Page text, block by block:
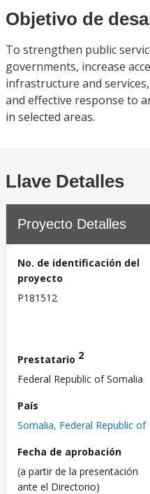
Objetivo de
To strengthen public
governments, increase
infrastructure and
and effective response to
in selected areas.
Llave Detalles
Proyecto Detalles
No. de identificación del
proyecto
P181512
Prestatario 2
Federal Republic of Somalia
País
Somalia, Federal Republic of
Fecha de aprobación
(a partir de la presentación
ante el Directorio)